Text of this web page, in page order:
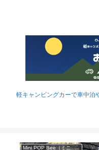
軽キャンピングカーで車中泊
Mini POP Bee（ミニポップビー）